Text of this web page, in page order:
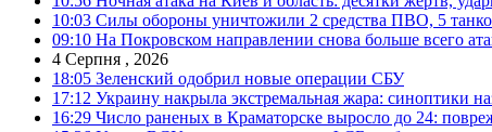
10:03 Силы обороны уничтожили 2 средства ПВО, 5
09:10 На Покровском направлении снова больше всего
4 Серпня , 2026
18:05 Зеленский одобрил новые операции СБУ
17:12 Украину накрыла экстремальная жара: синоптики
16:29 Число раненых в Краматорске выросло до 24: